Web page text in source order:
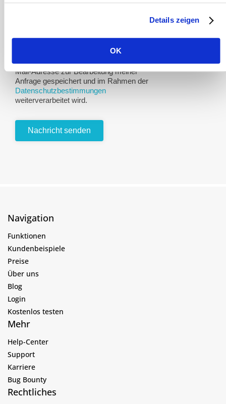
Details zeigen
OK
Hiermit stimme ich zu, dass meine E-
Mail-Adresse zur Bearbeitung meiner
Anfrage gespeichert und im Rahmen der
Datenschutzbestimmungen
weiterverarbeitet wird.
Nachricht senden
Navigation
Funktionen
Kundenbeispiele
Preise
Über uns
Blog
Login
Kostenlos testen
Mehr
Help-Center
Support
Karriere
Bug Bounty
Rechtliches